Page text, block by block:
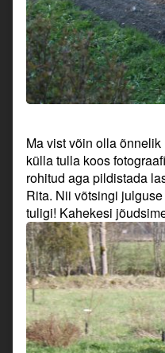
Ma vist võin olla
külla tulla koos
rohitud aga pildistada
Rita. Nii võtsingi
tuligi! Kahekesi